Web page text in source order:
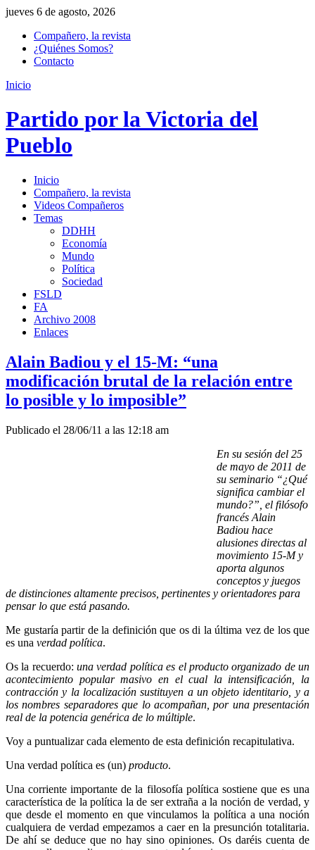
jueves 6 de agosto, 2026
Compañero, la revista
¿Quiénes Somos?
Contacto
Inicio
Partido por la Victoria del
Pueblo
Inicio
Compañero, la revista
Videos Compañeros
Temas
DDHH
Economía
Mundo
Política
Sociedad
FSLD
FA
Archivo 2008
Enlaces
Alain Badiou y el 15-M: “una
modificación brutal de la relación entre
lo posible y lo imposible”
Publicado el 28/06/11 a las 12:18 am
En su sesión del 25
de mayo de 2011 de
su seminario “¿Qué
significa cambiar el
mundo?”, el filósofo
francés Alain
Badiou hace
alusiones directas al
movimiento 15-M y
aporta algunos
conceptos y juegos
de distinciones altamente precisos, pertinentes y orientadores para
pensar lo que está pasando.
Me gustaría partir de la definición que os di la última vez de los que
es una verdad política.
Os la recuerdo:una verdad política es el producto organizado de un
acontecimiento popular masivo en el cual la intensificación, la
contracción y la localización sustituyen a un objeto identitario, y a
los nombres separadores que lo acompañan, por una presentación
real de la potencia genérica de lo múltiple.
Voy a puntualizar cada elemento de esta definición recapitulativa.
Una verdad política es (un) producto.
Una corriente importante de la filosofía política sostiene que es una
característica de la política la de ser extraña a la noción de verdad, y
que desde el momento en que vinculamos la política a una noción
cualquiera de verdad empezamos a caer en la presunción totalitaria.
De ahí se deduce que no hay sino opiniones. Os daréis cuenta de